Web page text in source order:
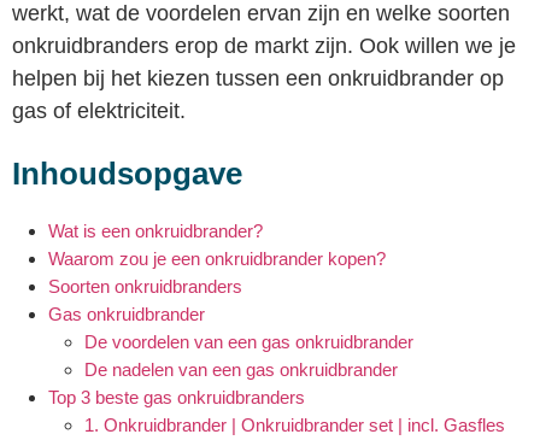
werkt, wat de voordelen ervan zijn en welke soorten
onkruidbranders erop de markt zijn. Ook willen we je
helpen bij het kiezen tussen een onkruidbrander op
gas of elektriciteit.
Inhoudsopgave
Wat is een onkruidbrander?
Waarom zou je een onkruidbrander kopen?
Soorten onkruidbranders
Gas onkruidbrander
De voordelen van een gas onkruidbrander
De nadelen van een gas onkruidbrander
Top 3 beste gas onkruidbranders
1. Onkruidbrander | Onkruidbrander set | incl. Gasfles